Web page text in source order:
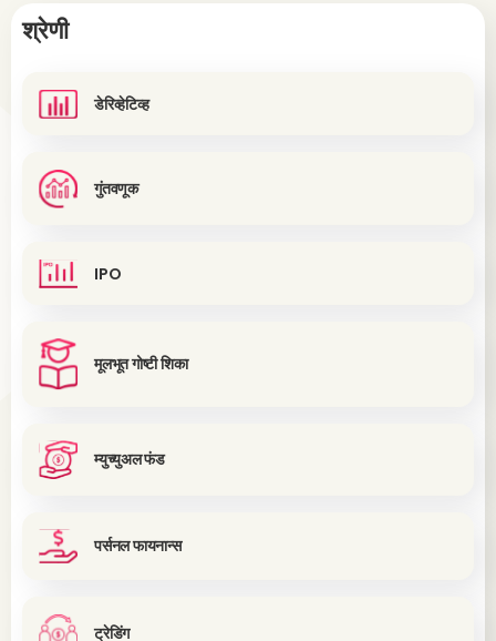
श्रेणी
डेरिव्हेटिव्ह
गुंतवणूक
IPO
मूलभूत गोष्टी शिका
म्युच्युअल फंड
पर्सनल फायनान्स
ट्रेडिंग